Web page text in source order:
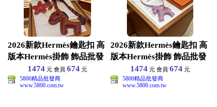
2026新款Hermès鑰匙扣 高
版本Hermès掛飾 飾品批發
1474 元 會員674 元
5800精品批發商
www.5800.com.tw
2026新款Hermès鑰匙扣 高
版本Hermès掛飾 飾品批發
1474元 會員 674元
5800精品批發商
www.5800.com.tw